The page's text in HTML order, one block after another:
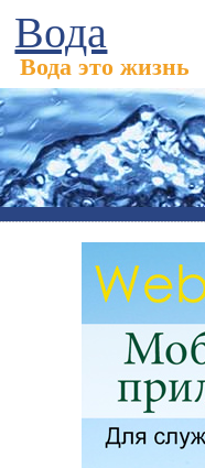
Вода
Вода это жизнь